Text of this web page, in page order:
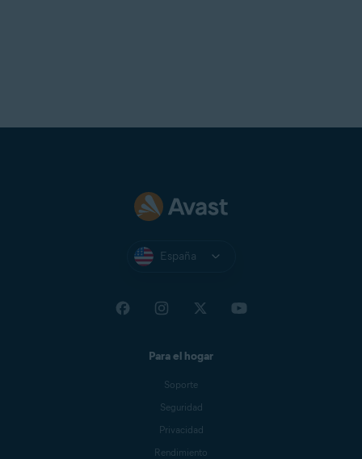
España
Para el hogar
Soporte
Seguridad
Privacidad
Rendimiento